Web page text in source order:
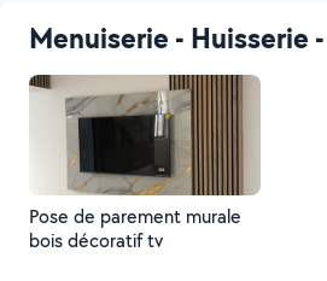
Menuiserie - Huisserie
Pose de parement murale
bois décoratif tv